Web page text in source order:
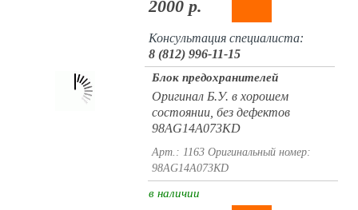
2000 р.
Консультация специалиста:
8 (812) 996-11-15
Блок предохранителей
Оригинал Б.У. в хорошем
состоянии, без дефектов
98AG14A073KD
Арт.: 1163 Оригинальный номер:
98AG14A073KD
в наличии